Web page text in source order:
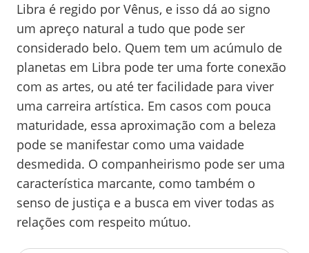
Libra é regido por Vênus, e isso dá ao signo
um apreço natural a tudo que pode ser
considerado belo. Quem tem um acúmulo de
planetas em Libra pode ter uma forte conexão
com as artes, ou até ter facilidade para viver
uma carreira artística. Em casos com pouca
maturidade, essa aproximação com a beleza
pode se manifestar como uma vaidade
desmedida. O companheirismo pode ser uma
característica marcante, como também o
senso de justiça e a busca em viver todas as
relações com respeito mútuo.